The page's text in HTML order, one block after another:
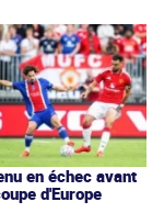
en échec avant
d'Europe